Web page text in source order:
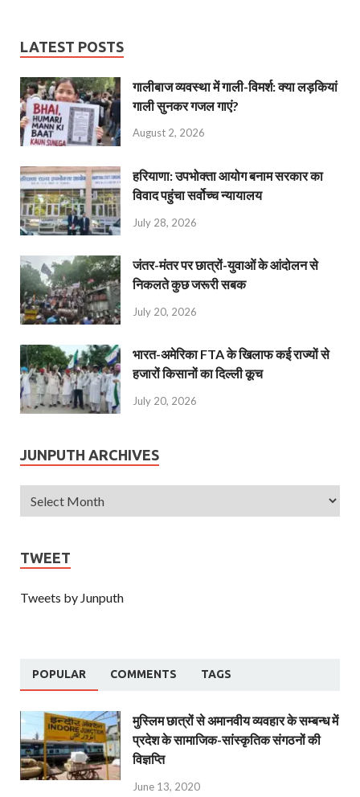
LATEST POSTS
गालीबाज व्‍यवस्‍था में गाली-विमर्श: क्या लड़कियां
गाली सुनकर गजल गाएं?
August 2, 2026
हरियाणा: उपभोक्ता आयोग बनाम सरकार का
विवाद पहुंचा सर्वोच्च न्यायालय
July 28, 2026
जंतर-मंतर पर छात्रों-युवाओं के आंदोलन से
निकलते कुछ जरूरी सबक
July 20, 2026
भारत-अमेरिका FTA के खिलाफ कई राज्यों से
हजारों किसानों का दिल्ली कूच
July 20, 2026
JUNPUTH ARCHIVES
TWEET
Tweets by Junputh
POPULAR COMMENTS TAGS
मुस्लिम छात्रों से अमानवीय व्यवहार के सम्बन्ध में
प्रदेश के सामाजिक-सांस्कृतिक संगठनों की
विज्ञप्ति
June 13, 2020